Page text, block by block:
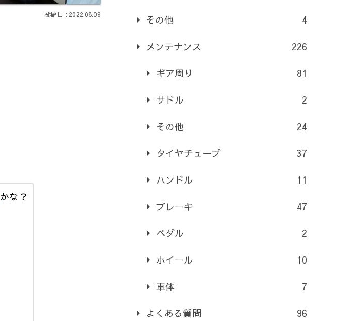
2022.08.09
かな？
その他 4
メンテナンス 226
ギア周り 81
サドル 2
その他 24
タイヤチューブ 37
ハンドル 11
ブレーキ 47
ペダル 2
ホイール 10
車体 7
よくある質問 96